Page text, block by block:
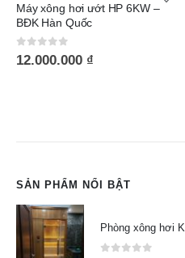
Máy xông hơi ướt HP 6KW –
BĐK Hàn Quốc
0 out of 5
12.000.000 ₫
SẢN PHẨM NỔI BẬT
Phòng xông hơi